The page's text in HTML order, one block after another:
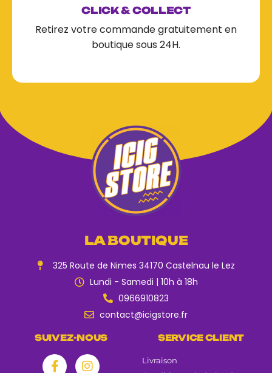
CLICK & COLLECT
Retirez votre commande gratuitement en
boutique sous 24H.
LA BOUTIQUE
325 Route de Nimes 34170 Castelnau le Lez
Lundi - Samedi | 10h à 18h
0966910823
contact@icigstore.fr
SUIVEZ-NOUS SERVICE CLIENT
Livraison